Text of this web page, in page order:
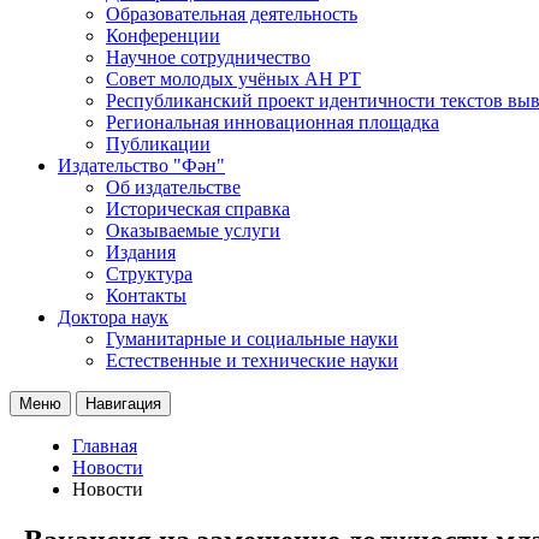
Образовательная деятельность
Конференции
Научное сотрудничество
Совет молодых учёных АН РТ
Республиканский проект идентичности текстов
Региональная инновационная площадка
Публикации
Издательство "Фән"
Об издательстве
Историческая справка
Оказываемые услуги
Издания
Структура
Контакты
Доктора наук
Гуманитарные и социальные науки
Естественные и технические науки
Меню Навигация
Главная
Новости
Новости